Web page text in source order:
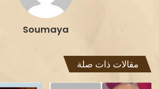
Soumaya
مقالات ذات صلة